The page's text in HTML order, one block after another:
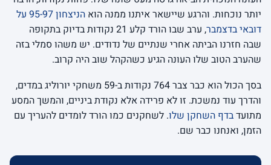
יותר נוכחות. והרגע שיישאר איתנו ממנה הוא
הניצחון 95-97 על
דובאי בדצמבר
, ערב שבו הורד קלע 21 נקודות בדיוק בתקופה
שבה חזרנו הביתה אחרי שנתיים של נדודים. יש משהו סמלי בזה
שהערב הטוב שלו העונה הגיע כשהקהל שוב היה קרוב.
בסך הכול הוא כבר צבר 764 נקודות ב-59 משחקי יורוליג במדים,
והדרך עוד נמשכת. זו לא פרידה אלא נקודת ביניים, והמשך המסע
מתועדבדף השחקן שלו. לשחקנים כמו הורד לומדים להעריך עם
הזמן, ואנחנו כבר שם.